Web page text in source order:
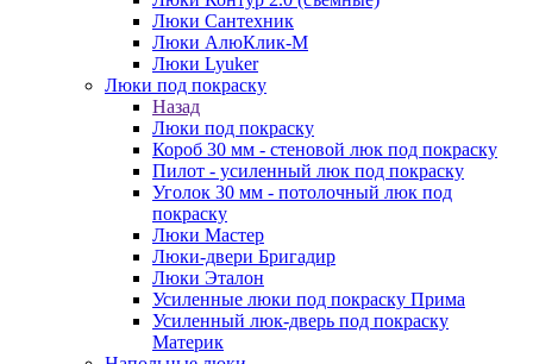
Люки Сантехник
Люки АлюКлик-М
Люки Lyuker
Люки под покраску
Назад
Люки под покраску
Короб 30 мм - стеновой люк под покраску
Пилот - усиленный люк под покраску
Уголок 30 мм - потолочный люк под
покраску
Люки Мастер
Люки-двери Бригадир
Люки Эталон
Усиленные люки под покраску Прима
Усиленный люк-дверь под покраску
Материк